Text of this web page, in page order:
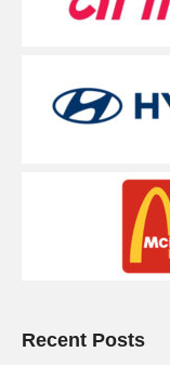
Recent Posts